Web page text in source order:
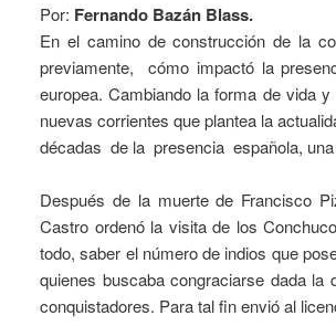
Por: Fernando Bazán Blass.
En el camino de construcción de la
previamente,
cómo impactó la
europea. Cambiando la forma de vida
nuevas corrientes que plantea la
décadas de la presencia española,
Después de la muerte de Francisco
Castro ordenó la visita de los
todo, saber el número de indios que
quienes buscaba congraciarse dada
conquistadores. Para tal fin envió al